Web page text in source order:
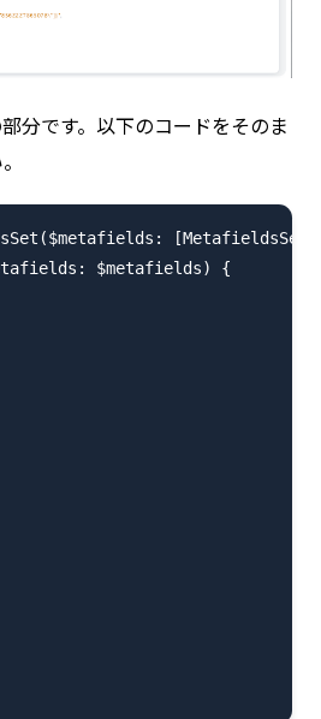
分です。以下のコードをそのま
$metafields) {